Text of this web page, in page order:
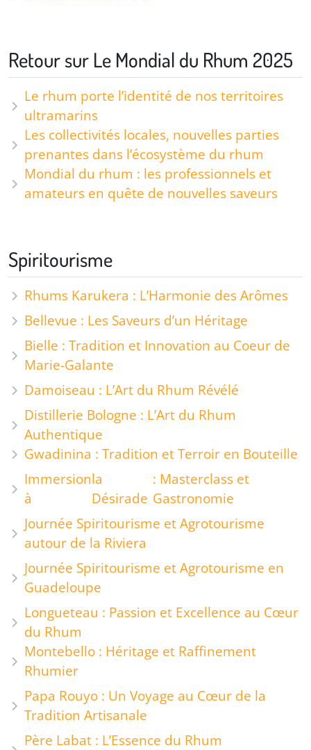
Retour sur Le Mondial du Rhum 2025
Le rhum porte l’identité de nos territoires
ultramarins
Les collectivités locales, nouvelles parties
prenantes dans l’écosystème du rhum
Mondial du rhum : les professionnels et
amateurs en quête de nouvelles saveurs
Spiritourisme
Rhums Karukera : L’Harmonie des Arômes
Bellevue : Les Saveurs d’un Héritage
Bielle : Tradition et Innovation au Coeur de
Marie-Galante
Damoiseau : L’Art du Rhum Révélé
Distillerie Bologne : L’Art du Rhum
Authentique
Gwadinina : Tradition et Terroir en Bouteille
Immersion
à
la
Désirade
: Masterclass et
Gastronomie
Journée Spiritourisme et Agrotourisme
autour de la Riviera
Journée Spiritourisme et Agrotourisme en
Guadeloupe
Longueteau : Passion et Excellence au Cœur
du Rhum
Montebello : Héritage et Raffinement
Rhumier
Papa Rouyo : Un Voyage au Cœur de la
Tradition Artisanale
Père Labat : L’Essence du Rhum